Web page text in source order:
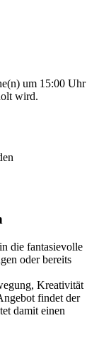
um 15:00 Uhr
wird.
die fantasievolle
oder bereits
Kreativität
findet der
damit einen